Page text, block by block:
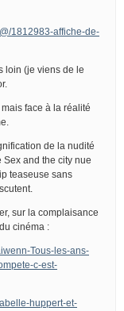
1812983-affiche-de-
loin (je viens de le
face à la réalité
de la nudité
and the city nue
teaseuse sans
sur la complaisance
cinéma :
Tous-les-ans-
c-est-
huppert-et-